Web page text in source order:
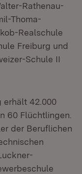
Rathenau-
Thoma-
Realschule
Freiburg und
Schule II
erhält 42.000
60 Flüchtlingen.
der Beruflichen